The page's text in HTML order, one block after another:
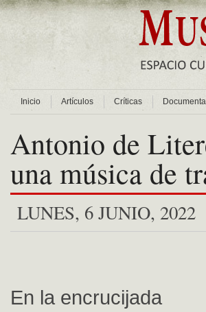
Inicio Artículos Críticas
Antonio de
una música de
LUNES, 6 JUNIO, 2022
En la encrucijada